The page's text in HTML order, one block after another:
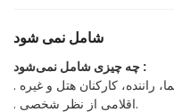
شامل نمی شود
چه چیزی شامل نمی‌شود :
. اقلامی از نظر شخصی.